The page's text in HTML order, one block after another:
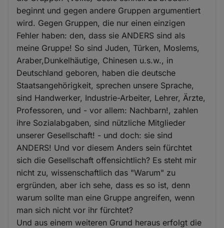
beginnt und gegen andere Gruppen argumentiert
wird. Gegen Gruppen, die nur einen einzigen
Fehler haben: den, dass sie ANDERS sind als
meine Gruppe! So sind Juden, Türken, Moslems,
Araber,Dunkelhäutige, Chinesen u.s.w., in
Deutschland geboren, haben die deutsche
Staatsangehörigkeit, sprechen unsere Sprache,
sind Handwerker, Industrie-Arbeiter, Lehrer, Ärzte,
Professoren, und - vor allem: Nachbarn!, zahlen
ihre Sozialabgaben, sind nützliche Mitglieder
unserer Gesellschaft! - und doch: sie sind
ANDERS! Und vor diesem Anders sein fürchtet
sich die Gesellschaft offensichtlich? Es steht mir
nicht zu, wissenschaftlich das "Warum" zu
ergründen, aber ich sehe, dass es so ist, denn
warum sollte man eine Gruppe angreifen, wenn
man sich nicht vor ihr fürchtet?
Und aus einem weiteren Grund heraus erfolgt die